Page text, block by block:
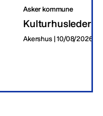
Asker kommune
Kulturhusleder
Akershus | 10/08/2026